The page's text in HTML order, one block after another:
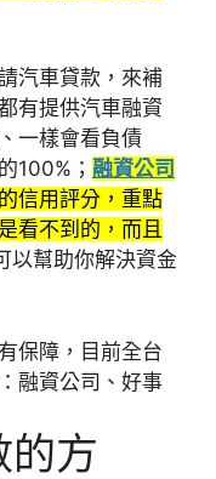
汽車貸款，來補
有提供汽車融資
一樣會看負債
100%； 融資公司
信用評分，重點
看不到的，而且
以幫助你解決資金
保障，目前全台
融資公司、好事
的方